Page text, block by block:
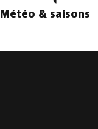
Météo & saisons